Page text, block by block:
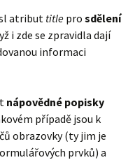
atribut title pro sdělení
i zde se zpravidla dají
informaci
nápovědné popisky
případě jsou k
obrazovky (ty jim je
prvků) a